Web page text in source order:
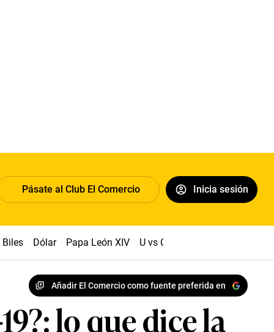
Pásate al Club El Comercio Inicia sesión
Dólar Papa León XIV U vs Cristal
Añadir El Comercio como fuente preferida en
lo que dice la